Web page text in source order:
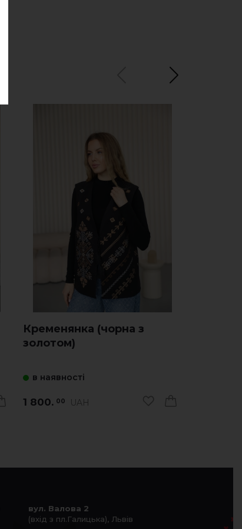
Кременянка (чорна з
золотом)
в наявності
1 800. 00 UAH
вул. Валова 2
(вхід з пл.Галицька), Львів